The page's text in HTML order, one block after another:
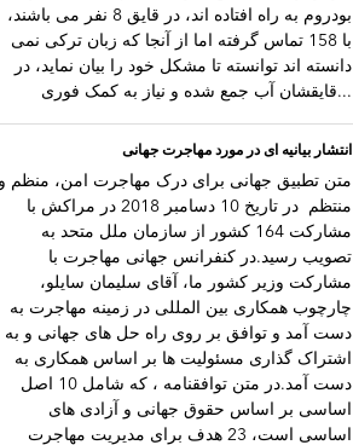
بودروم به راه افتاده اند، در قایق 8 نفر می باشند،
با 158 تماس گرفته اما از آنجا که زبان ترکی نمی
دانسته اند توانسته تا مشکل خود را بیان نماید، در
قایقشان آب جمع شده و نیاز به کمک فوری...
انتشار بیانیه ای در مورد مهاجرت جهانی
متن تطبیق جهانی برای درک مهاجرت امن، منظم
منتظم در تاریخ 10 دسامبر 2018 در مراکش با
مشارکت 164 کشور از سازمان ملل متحد به
تصویب رسید.در کنفرانس جهانی مهاجرت با
مشارکت وزیر کشور ما، آقای سلیمان سایلو،
چارچوب همکاری بین المللی در زمینه مهاجرت به
دست آمد و توافق بر روی راه حل های جهانی و به
اشتراک گذاری مسئولیت ها بر اساس همکاری به
دست آمد.در متن توافقنامه ، که شامل 10 اصل
اساسی بر اساس حقوق جهانی و آزادی های
اساسی است، 23 هدف برای مدیریت مهاجرت